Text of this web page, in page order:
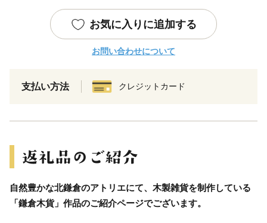
お気に入りに追加する
お問い合わせについて
支払い方法 クレジットカード
自然豊かな北鎌倉のアトリエにて、木製雑貨を制作している
「鎌倉木貨」作品のご紹介ページでございます。